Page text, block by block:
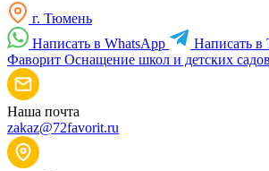
г. Тюмень
Написать в WhatsApp
Написать в
Фаворит Оснащение школ и детских садов
Наша почта
zakaz@72favorit.ru